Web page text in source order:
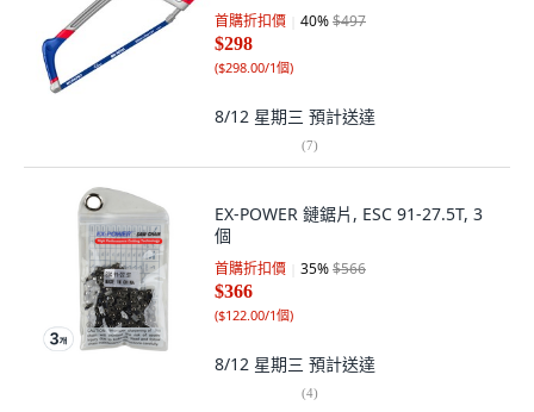
首購折扣價 40%$497
$298
($298.00/1個)
8/12 星期三 預計送達
(7)
EX-POWER 鏈鋸片, ESC 91-27.5T, 3
個
首購折扣價 35%$566
$366
($122.00/1個)
8/12 星期三 預計送達
(4)